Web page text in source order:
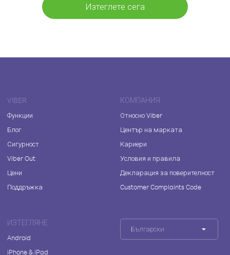
Изтеглете сега
VIBER
Функции
Блог
Сигурност
Viber Out
Цени
Поддръжка
КОМПАНИЯ
Относно Viber
Център на марката
Кариери
Условия и правила
Декларация за поверителност
Customer Complaints Code
ИЗТЕГЛЯНЕ
Android
iPhone & iPad
Български